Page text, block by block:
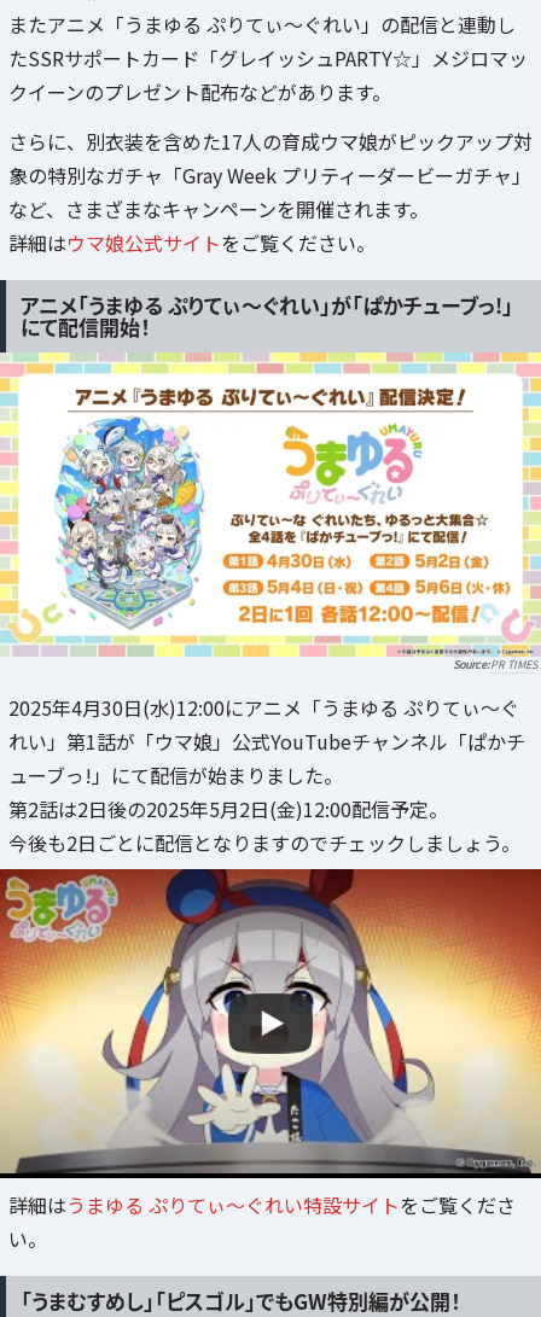
またアニメ「うまゆる ぷりてぃ～ぐれい」の配信と連動し
たSSRサポートカード「グレイッシュPARTY☆」メジロマッ
クイーンのプレゼント配布などがあります。
さらに、別衣装を含めた17人の育成ウマ娘がピックアップ対
象の特別なガチャ「Gray Week プリティーダービーガチャ」
など、さまざまなキャンペーンを開催されます。
詳細はウマ娘公式サイトをご覧ください。
アニメ「うまゆる ぷりてぃ～ぐれい」が「ぱかチューブっ!」
にて配信開始！
PR TIMES
2025年4月30日(水)12:00にアニメ「うまゆる ぷりてぃ～ぐ
れい」第1話が「ウマ娘」公式YouTubeチャンネル「ぱかチ
ューブっ!」にて配信が始まりました。
第2話は2日後の2025年5月2日(金)12:00配信予定。
今後も2日ごとに配信となりますのでチェックしましょう。
詳細はうまゆる ぷりてぃ～ぐれい特設サイトをご覧くださ
い。
「うまむすめし」「ピスゴル」でもGW特別編が公開！